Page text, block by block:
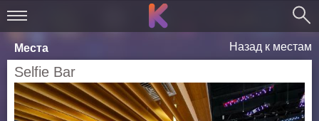
Места Назад к местам
Selfie Bar